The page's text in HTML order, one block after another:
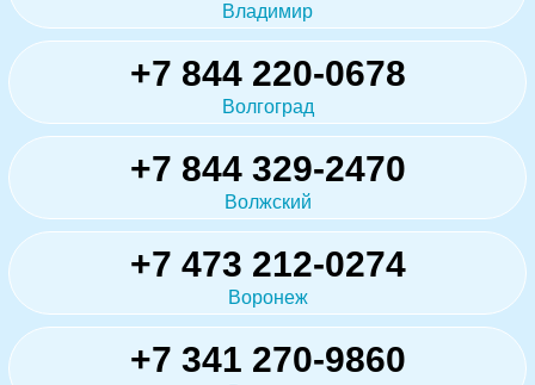
Владимир
+7 844 220-0678
Волгоград
+7 844 329-2470
Волжский
+7 473 212-0274
Воронеж
+7 341 270-9860